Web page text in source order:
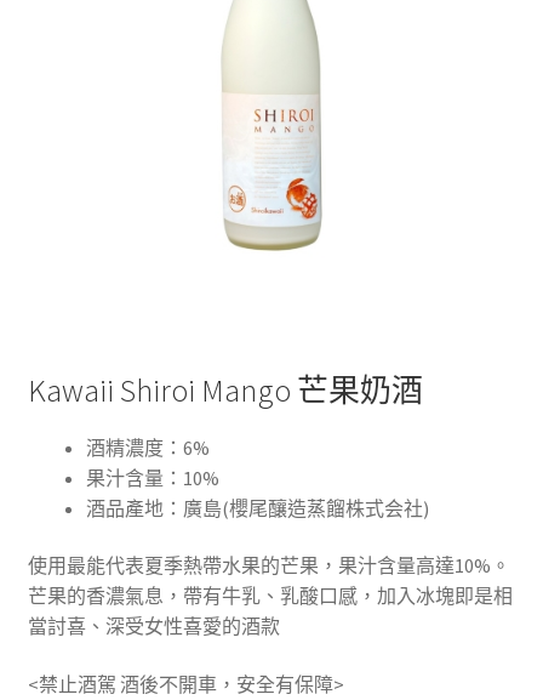
Kawaii Shiroi Mango 芒果奶酒
酒精濃度：6%
果汁含量：10%
酒品產地：廣島(櫻尾釀造蒸餾株式会社)
使用最能代表夏季熱帶水果的芒果，果汁含量高達10%。
芒果的香濃氣息，帶有牛乳、乳酸口感，加入冰塊即是相
當討喜、深受女性喜愛的酒款
<禁止酒駕 酒後不開車，安全有保障>